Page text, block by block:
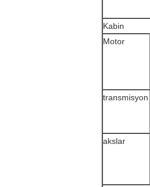
Kabin
Motor
transmisyon
akslar